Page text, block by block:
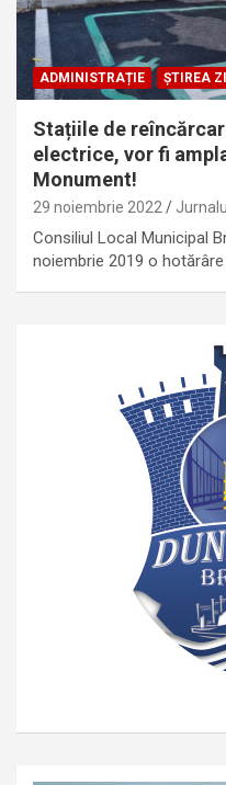
ADMINISTRAȚIE ȘTIREA
Stațiile de
electrice, vor fi
Monument!
29 noiembrie 2022
Consiliul Local Municipal
noiembrie 2019 o